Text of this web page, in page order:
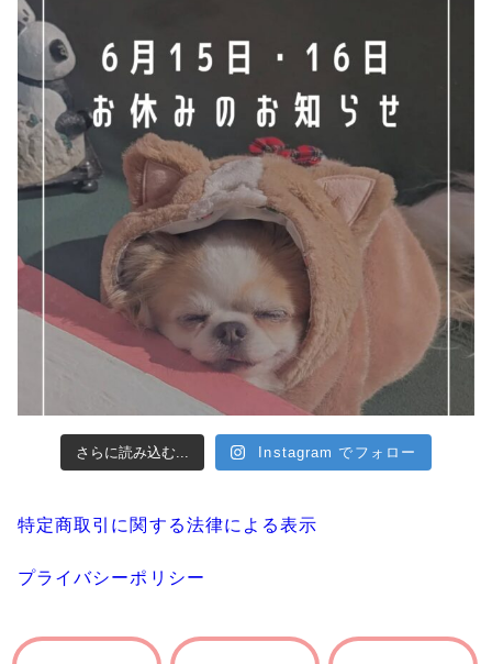
さらに読み込む... Instagram でフォロー
特定商取引に関する法律による表示
プライバシーポリシー